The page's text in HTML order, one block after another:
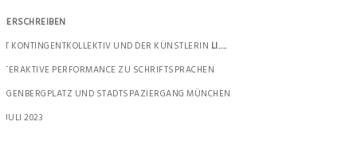
KONTINGENTKOLLEKTIV UND DER KÜNSTLERIN LI….
PERFORMANCE ZU SCHRIFTSPRACHEN
UND STADTSPAZIERGANG MÜNCHEN
2023